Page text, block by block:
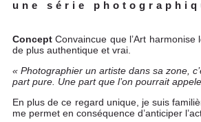
une série
Concept Convaincue que l’Art
de plus authentique et vrai.
« Photographier un artiste dans sa zone,
part pure. Une part que l’on pourrait
En plus de ce regard unique, je suis
me permet en conséquence d’anticiper